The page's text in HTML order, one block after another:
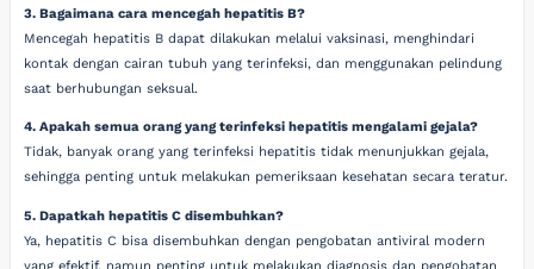
3. Bagaimana cara mencegah hepatitis B?
Mencegah hepatitis B dapat dilakukan melalui vaksinasi, menghindari
kontak dengan cairan tubuh yang terinfeksi, dan menggunakan pelindung
saat berhubungan seksual.
4. Apakah semua orang yang terinfeksi hepatitis mengalami gejala?
Tidak, banyak orang yang terinfeksi hepatitis tidak menunjukkan gejala,
sehingga penting untuk melakukan pemeriksaan kesehatan secara teratur.
5. Dapatkah hepatitis C disembuhkan?
Ya, hepatitis C bisa disembuhkan dengan pengobatan antiviral modern
yang efektif, namun penting untuk melakukan diagnosis dan pengobatan